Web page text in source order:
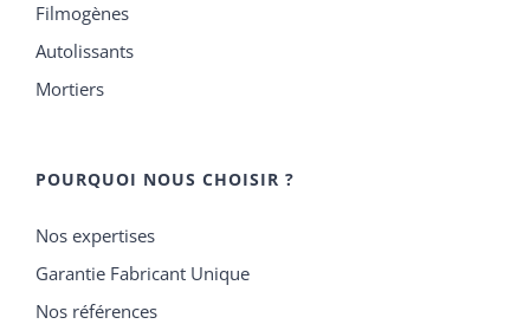
Filmogènes
Autolissants
Mortiers
POURQUOI NOUS CHOISIR ?
Nos expertises
Garantie Fabricant Unique
Nos références